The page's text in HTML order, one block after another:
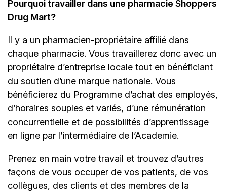
Pourquoi travailler dans une pharmacie Shoppers
Drug Mart?
Il y a un pharmacien-propriétaire affilié dans
chaque pharmacie. Vous travaillerez donc avec un
propriétaire d’entreprise locale tout en bénéficiant
du soutien d’une marque nationale. Vous
bénéficierez du Programme d’achat des employés,
d’horaires souples et variés, d’une rémunération
concurrentielle et de possibilités d’apprentissage
en ligne par l’intermédiaire de l’Academie.
Prenez en main votre travail et trouvez d’autres
façons de vous occuper de vos patients, de vos
collègues, des clients et des membres de la